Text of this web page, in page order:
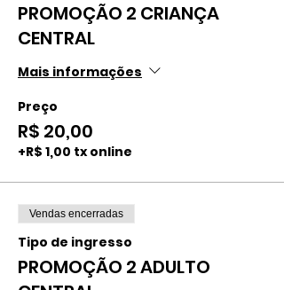
PROMOÇÃO 2 CRIANÇA
CENTRAL
Mais informações
Preço
R$ 20,00
+R$ 1,00 tx online
Vendas encerradas
Tipo de ingresso
PROMOÇÃO 2 ADULTO